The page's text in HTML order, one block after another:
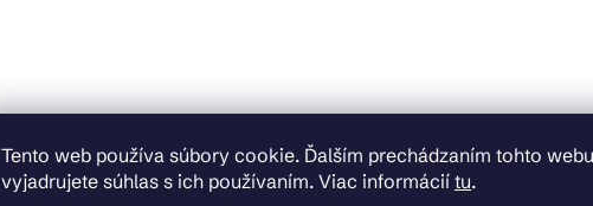
Tento web používa súbory cookie. Ďalším prechádzaním tohto webu
vyjadrujete súhlas s ich používaním. Viac informácií tu.